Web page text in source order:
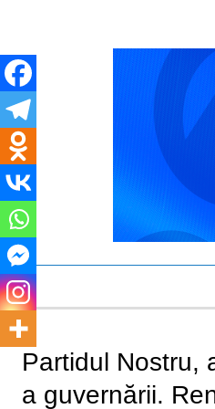
Partidul Nostru,
a guvernării.